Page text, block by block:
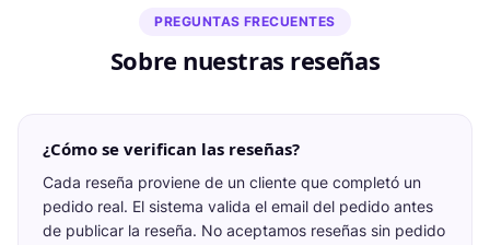
PREGUNTAS FRECUENTES
Sobre nuestras reseñas
¿Cómo se verifican las reseñas?
Cada reseña proviene de un cliente que completó un
pedido real. El sistema valida el email del pedido antes
de publicar la reseña. No aceptamos reseñas sin pedido